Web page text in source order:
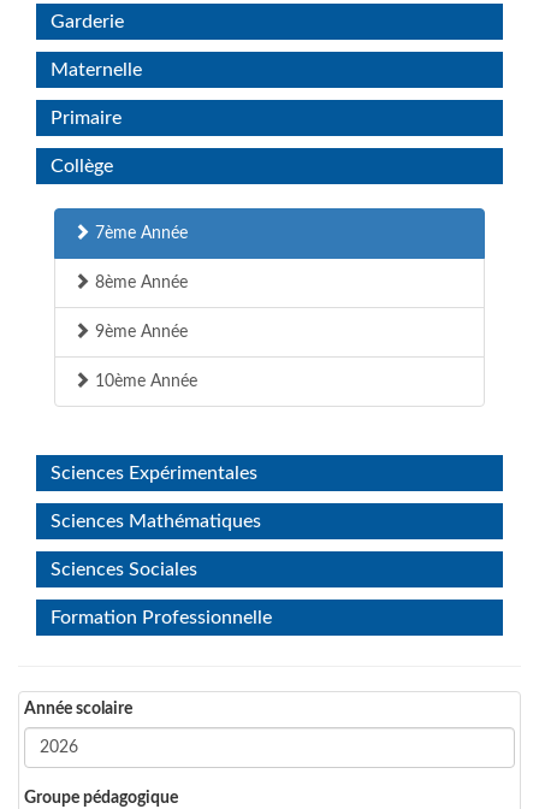
Garderie
Maternelle
Primaire
Collège
7ème Année
8ème Année
9ème Année
10ème Année
Sciences Expérimentales
Sciences Mathématiques
Sciences Sociales
Formation Professionnelle
Année scolaire
Groupe pédagogique